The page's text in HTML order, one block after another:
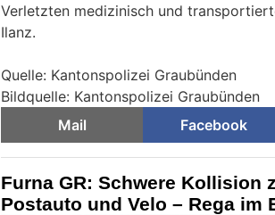
Verletzten medizinisch und
Ilanz.
Quelle: Kantonspolizei Graubünden
Bildquelle: Kantonspolizei Graubünden
Mail
Facebook
Furna GR: Schwere Kollision
Postauto und Velo – Rega im